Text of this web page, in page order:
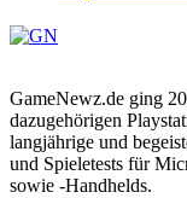
GameNewz.de ging
dazugehörigen
langjährige und
und Spieletests für
sowie -Handhelds.